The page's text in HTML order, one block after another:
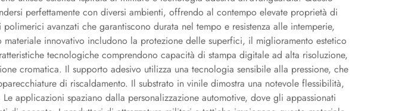
perfettamente con diversi ambienti, offrendo al contempo elevate proprietà di
avanzati che garantiscono durata nel tempo e resistenza alle intemperie,
innovativo includono la protezione delle superfici, il miglioramento estetico
tecnologiche comprendono capacità di stampa digitale ad alta risoluzione,
cromatica. Il supporto adesivo utilizza una tecnologia sensibile alla pressione, che
di riscaldamento. Il substrato in vinile dimostra una notevole flessibilità,
applicazioni spaziano dalla personalizzazione automotive, dove gli appassionati